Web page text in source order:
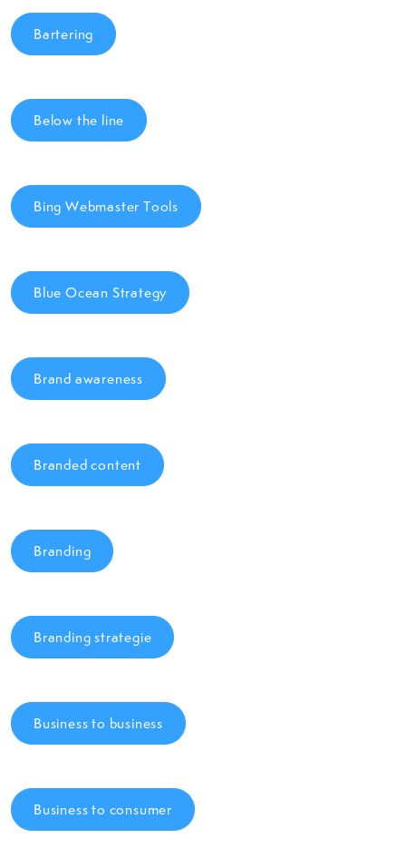
Bartering
Below the line
Bing Webmaster Tools
Blue Ocean Strategy
Brand awareness
Branded content
Branding
Branding strategie
Business to business
Business to consumer